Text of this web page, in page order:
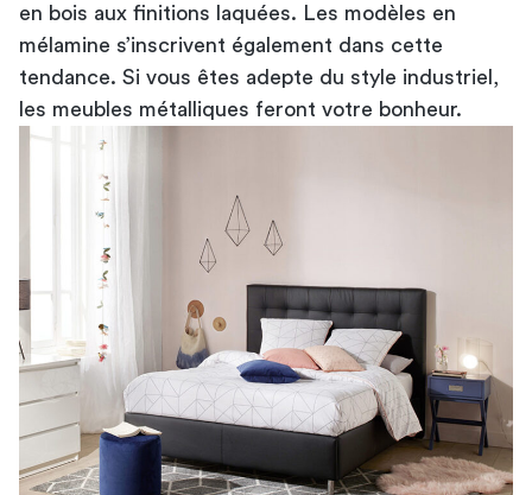
en bois aux finitions laquées. Les modèles en
mélamine s’inscrivent également dans cette
tendance. Si vous êtes adepte du style industriel,
les meubles métalliques feront votre bonheur.